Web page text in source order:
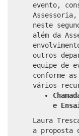
evento,
Assessoria,
neste
além da
outros
equipe de
conforme
vários
e
Laura
a proposta